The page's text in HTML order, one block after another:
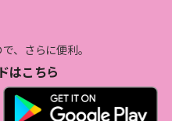
、さらに便利。
はこちら